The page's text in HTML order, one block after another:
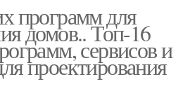
программ для
домов.. Топ-16
сервисов и
проектирования